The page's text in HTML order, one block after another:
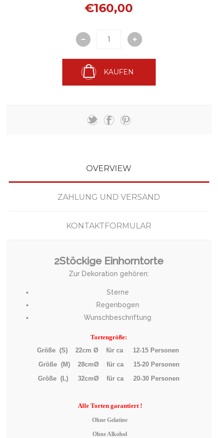
€160,00
KAUFEN
OVERVIEW
ZAHLUNG UND VERSAND
KONTAKTFORMULAR
2Stöckige Einhorntorte
Zur Dekoration gehören:
Sterne
Regenbogen
Wunschbeschriftung
Tortengröße:
Größe (S) 22cm Ø für ca 12-15 Personen
Größe (M) 28cmØ für ca 15-20 Personen
Größe (L) 32cmØ für ca 20-30 Personen
AlleTorten garantiert !
Ohne Gelatine
Ohne Alkohol